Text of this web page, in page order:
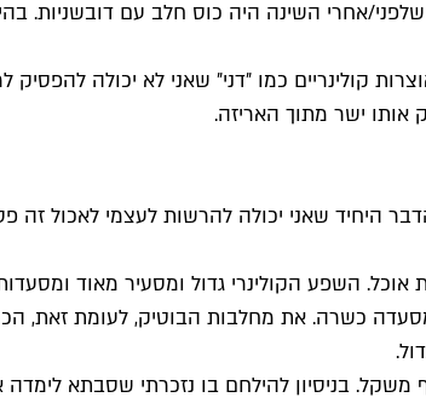
אחרי השינה היה כוס חלב עם דובשניות.
אוצרות קולינריים כמו ״דני״ שאני לא יכולה
אותו ישר מתוך האריזה.
כל כך שהדבר היחיד שאני יכולה להרשות
השפע הקולינרי גדול ומסעיר מאוד
כשרה. את מחלבות הבוטיק, לעומת זאת,
בניסיון להילחם בו נזכרתי שסבתא לימדה